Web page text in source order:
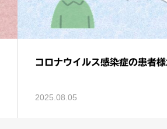
コロナウイルス感染症の患者
2025.08.05